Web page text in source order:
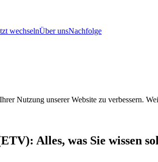
wechselnÜber unsNachfolge
Nutzung unserer Website zu verbessern.
Alles, was Sie wissen